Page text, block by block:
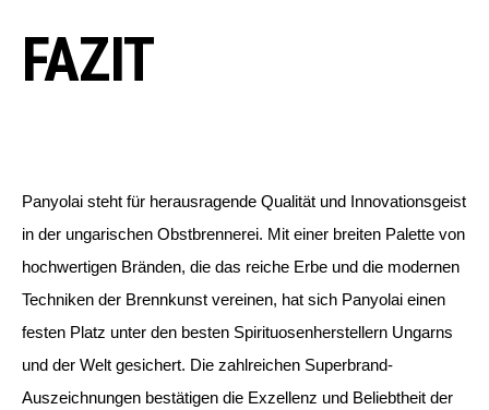
FAZIT
Panyolai steht für herausragende Qualität und Innovationsgeist
in der ungarischen Obstbrennerei. Mit einer breiten Palette von
hochwertigen Bränden, die das reiche Erbe und die modernen
Techniken der Brennkunst vereinen, hat sich Panyolai einen
festen Platz unter den besten Spirituosenherstellern Ungarns
und der Welt gesichert. Die zahlreichen Superbrand-
Auszeichnungen bestätigen die Exzellenz und Beliebtheit der